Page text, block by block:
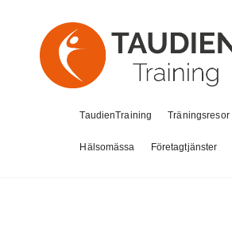
TaudienTraining Träningsresor
Hälsomässa Företagtjänster